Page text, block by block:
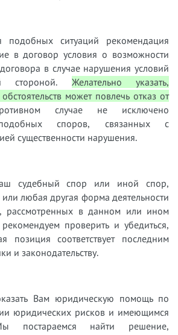
ситуаций рекомендация
в договор условия о возможности
в случае нарушения условий
стороной. Желательно указать,
может повлечь отказ от
случае не исключено
споров, связанных с
существенности нарушения.
судебный спор или иной спор,
любая другая форма деятельности
рассмотренных в данном или ином
проверить и убедиться,
позиция соответствует последним
и законодательству.
Вам юридическую помощь по
юридических рисков и имеющимся
постараемся найти решение,